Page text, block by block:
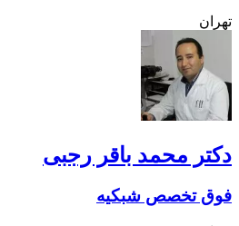
تهران
دکتر محمد باقر رجبی
فوق تخصص شبکیه